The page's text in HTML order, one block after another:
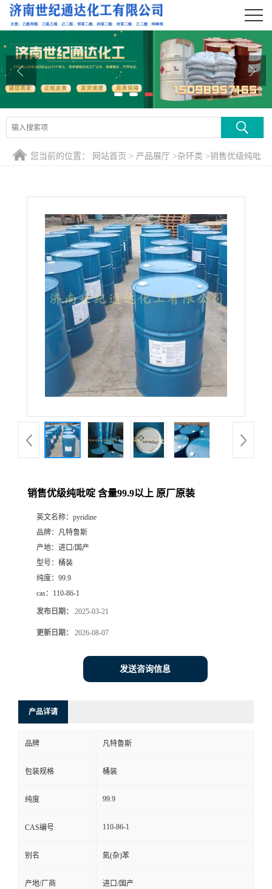
公司首页
公司介绍
产品展厅
证书荣誉
您当前的位置： 网站首页 > 产品展厅 >杂环类 >销售优级纯吡
销售优级纯吡啶 含量99.9以上 原厂原装
英文名称： pyridine
品牌： 凡特鲁斯
产地： 进口/国产
型号： 桶装
纯度： 99.9
cas： 110-86-1
发布日期： 2025-03-21
更新日期： 2026-08-07
发送咨询信息
产品详请
品牌 凡特鲁斯
包装规格 桶装
纯度 99.9
CAS编号 110-86-1
别名 氮(杂)苯
产地/厂商 进口/国产